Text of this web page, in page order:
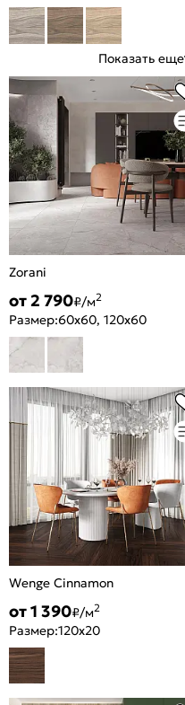
Показать еще
Zorani
от 2 790₽/м2
Размер:60x60, 120x60
Wenge Cinnamon
от 1 390₽/м2
Размер:120x20